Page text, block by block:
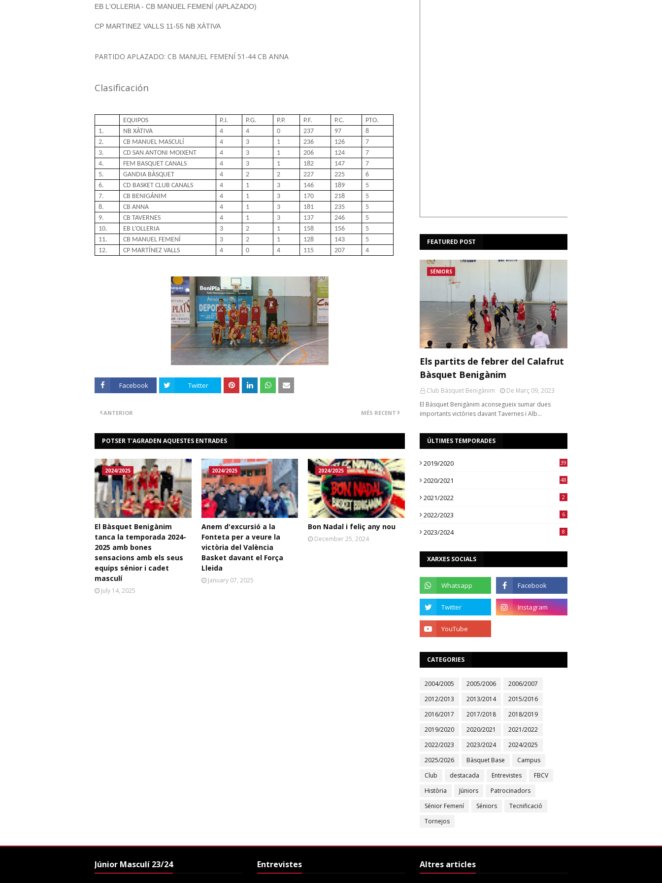
EB L'OLLERIA - CB MANUEL FEMENÍ (APLAZADO)
CP MARTINEZ VALLS 11-55 NB XÀTIVA
PARTIDO APLAZADO: CB MANUEL FEMENÍ 51-44 CB ANNA
Clasificación
EQUIPOS P.J. P.G. P.P. P.F. P.C.
PTO.
1.
NB XÀTIVA 4 4 0 237 97
8
2.
CB MANUEL MASCULÍ 4 3 1 236 126
7
3.
CD SAN ANTONI MOIXENT 4 3 1 206 124
7
4.
FEM BASQUET CANALS 4 3 1 182 147
7
5.
GANDIA BÀSQUET 4 2 2 227 225
6
6.
CD BASKET CLUB CANALS 4 1 3 146 189
5
7.
CB BENIGÁNIM 4 1 3 170 218
5
8.
CB ANNA 4 1 3 181 235
5
9.
CB TAVERNES 4 1 3 137 246
5
10.
EB L’OLLERIA 3 2 1 158 156
5
11.
CB MANUEL FEMENÍ 3 2 1 128 143
5
12.
CP MARTÍNEZ VALLS 4 0 4 115 207 4
Facebook Twitter
MÉS RECENT
ANTERIOR
POTSER T'AGRADEN AQUESTES ENTRADES
2024/2025
El Bàsquet Benigànim
tanca la temporada 2024-
2025 amb bones
sensacions amb els seus
equips sénior i cadet
masculí
July 14, 2025
2024/2025
Anem d'excursió a la
Fonteta per a veure la
victòria del València
Basket davant el Força
Lleida
January 07, 2025
2024/2025
Bon Nadal i feliç any nou
December 25, 2024
FEATURED POST
SÉNIORS
Els partits de febrer del Calafrut
Bàsquet Benigànim
Club Bàsquet Benigànim
De Març 09, 2023
El Bàsquet Benigànim aconsegueix sumar dues
importants victòries davant Tavernes i Alb…
ÚLTIMES TEMPORADES
2019/2020 39
2020/2021 48
2021/2022 2
2022/2023 6
2023/2024 8
XARXES SOCIALS
CATEGORIES
2004/2005 2005/2006
2006/2007
2012/2013
2013/2014
2015/2016
2016/2017
2017/2018
2018/2019
2019/2020
2020/2021
2021/2022
2022/2023
2023/2024
2024/2025
2025/2026
Bàsquet Base
Campus
Club
destacada Entrevistes
FBCV
Història
Júniors
Patrocinadors
Sénior Femení
Séniors
Tecnificació
Tornejos
Júnior Masculí 23/24 Entrevistes Altres articles